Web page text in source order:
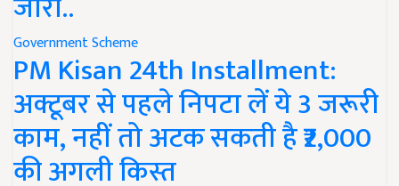
Government Scheme
PM Kisan 24th Installment:
अक्टूबर से पहले निपटा लें ये 3 जरूरी
काम, नहीं तो अटक सकती है ₹2,000
की अगली किस्त